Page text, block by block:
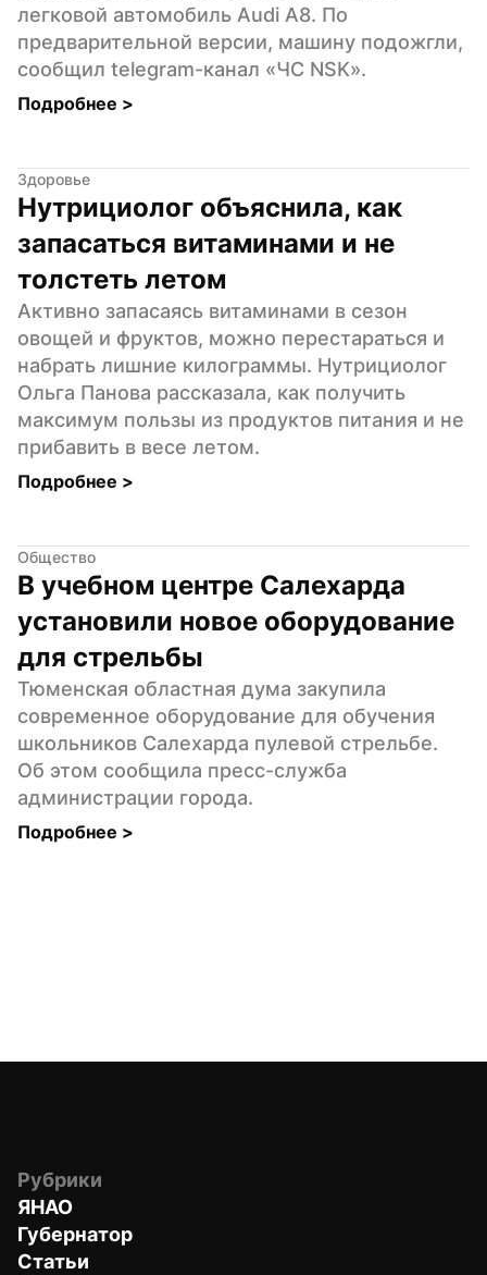
легковой автомобиль Audi A8. По
предварительной версии, машину подожгли,
сообщил telegram-канал «ЧС NSK».
Подробнее >
Здоровье
Нутрициолог объяснила, как
запасаться витаминами и не
толстеть летом
Активно запасаясь витаминами в сезон
овощей и фруктов, можно перестараться и
набрать лишние килограммы. Нутрициолог
Ольга Панова рассказала, как получить
максимум пользы из продуктов питания и не
прибавить в весе летом.
Подробнее >
Общество
В учебном центре Салехарда
установили новое оборудование
для стрельбы
Тюменская областная дума закупила
современное оборудование для обучения
школьников Салехарда пулевой стрельбе.
Об этом сообщила пресс-служба
администрации города.
Подробнее >
Рубрики
ЯНАО
Губернатор
Статьи